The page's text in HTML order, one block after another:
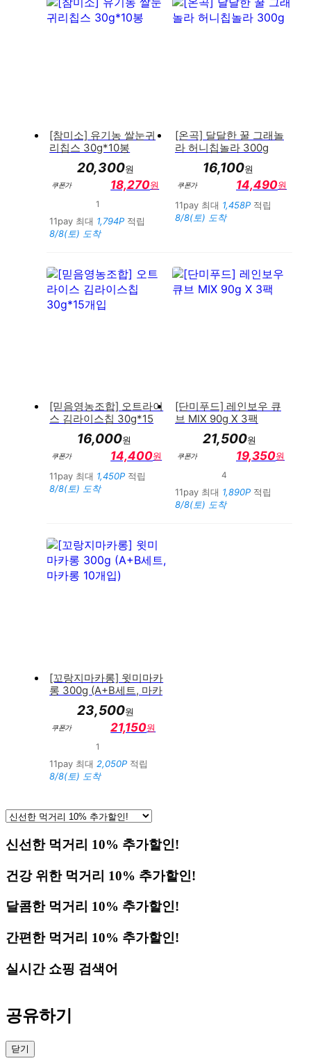
[참미소] 유기농 쌀눈귀
리칩스 30g*10봉
20,300원
쿠폰가 18,270원
1
11pay 최대 1,794P 적립
8/8(토) 도착
[온곡] 달달한 꿀 그래놀
라 허니칩놀라 300g
16,100원
쿠폰가 14,490원
11pay 최대 1,458P 적립
8/8(토) 도착
[믿음영농조합] 오트라이
스 김라이스칩 30g*15
16,000원
쿠폰가 14,400원
11pay 최대 1,450P 적립
8/8(토) 도착
[단미푸드] 레인보우 큐
브 MIX 90g X 3팩
21,500원
쿠폰가 19,350원
4
11pay 최대 1,890P 적립
8/8(토) 도착
[꼬랑지마카롱] 윗미마카
롱 300g (A+B세트, 마카
롱 10개입)23,500원
쿠폰가 21,150원
1
11pay 최대 2,050P 적립
8/8(토) 도착
신선한 먹거리 10% 추가할인!
건강 위한 먹거리 10% 추가할인!
달콤한 먹거리 10% 추가할인!
간편한 먹거리 10% 추가할인!
실시간 쇼핑 검색어
공유하기
닫기